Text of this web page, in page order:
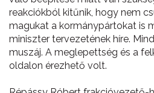
reakciókból kitűnik, hogy nem
magukat a kormánypártokat is
miniszter tervezetének híre.
muszáj. A meglepettség és a
oldalon érezhető volt.